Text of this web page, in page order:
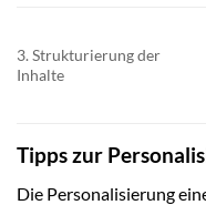
3. Strukturierung der
Inhalte
Tipps zur
Die Personalisierung